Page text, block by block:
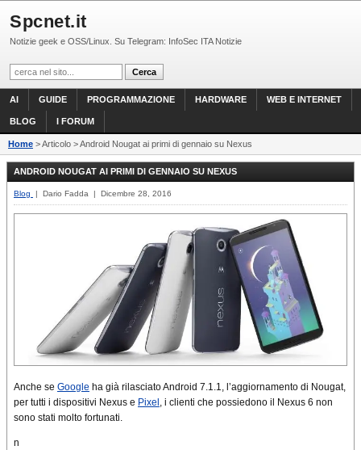
Spcnet.it
Notizie geek e OSS/Linux. Su Telegram: InfoSec ITA Notizie
AI GUIDE PROGRAMMAZIONE HARDWARE WEB E INTERNET
BLOG I FORUM
Home > Articolo > Android Nougat ai primi di gennaio su Nexus
ANDROID NOUGAT AI PRIMI DI GENNAIO SU NEXUS
Blog | Dario Fadda | Dicembre 28, 2016
Anche se Google ha già rilasciato Android 7.1.1, l’aggiornamento di Nougat,
per tutti i dispositivi Nexus e Pixel , i clienti che possiedono il Nexus 6 non
sono stati molto fortunati.
n